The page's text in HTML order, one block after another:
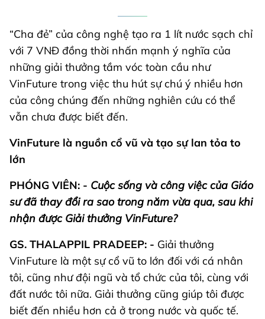
“Cha đẻ” của công nghệ tạo ra 1 lít nước sạch chỉ
với 7 VNĐ đồng thời nhấn mạnh ý nghĩa của
những giải thưởng tầm vóc toàn cầu như
VinFuture trong việc thu hút sự chú ý nhiều hơn
của công chúng đến những nghiên cứu có thể
vẫn chưa được biết đến.
VinFuture là nguồn cổ vũ và tạo sự lan tỏa to
lớn
PHÓNG VIÊN: - Cuộc sống và công việc của Giáo
sư đã thay đổi ra sao trong năm vừa qua, sau khi
nhận được Giải thưởng VinFuture?
GS. THALAPPIL PRADEEP: - Giải thưởng
VinFuture là một sự cổ vũ to lớn đối với cá nhân
tôi, cũng như đội ngũ và tổ chức của tôi, cùng với
đất nước tôi nữa. Giải thưởng cũng giúp tôi được
biết đến nhiều hơn cả ở trong nước và quốc tế.